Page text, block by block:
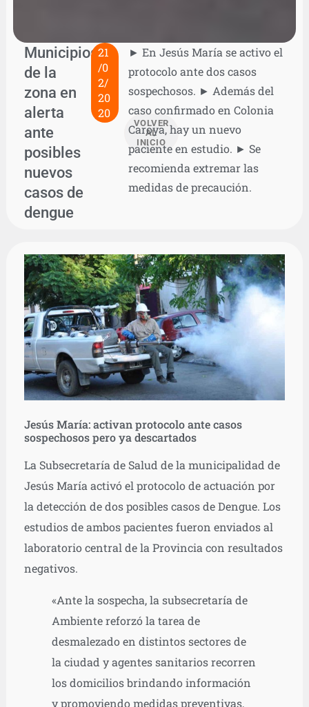
Municipios
de la
zona en
alerta
ante
posibles
nuevos
casos de
dengue
21
/0
2/
20
20
VOLVER
AL
INICIO
► En Jesús María se activo el
protocolo ante dos casos
sospechosos. ► Además del
caso confirmado en Colonia
Caroya, hay un nuevo
paciente en estudio. ► Se
recomienda extremar las
medidas de precaución.
Jesús María: activan protocolo ante casos
sospechosos pero ya descartados
La Subsecretaría de Salud de la municipalidad de
Jesús María activó el protocolo de actuación por
la detección de dos posibles casos de Dengue. Los
estudios de ambos pacientes fueron enviados al
laboratorio central de la Provincia con resultados
negativos.
«Ante la sospecha, la subsecretaría de
Ambiente reforzó la tarea de
desmalezado en distintos sectores de
la ciudad y agentes sanitarios recorren
los domicilios brindando información
y promoviendo medidas preventivas,